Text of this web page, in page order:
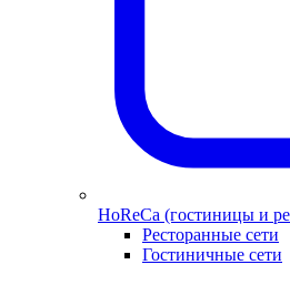
HoReCa (гостиницы и
Ресторанные сети
Гостиничные сети